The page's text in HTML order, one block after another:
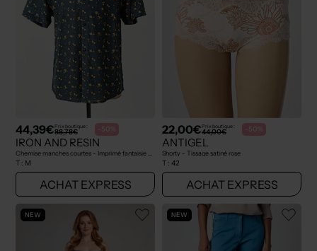
44,39€Prix boutique :
88,78€ -50%
IRON AND RESIN
T : M
ACHAT EXPRESS
22,00€Prix boutique :
44,00€ -50%
ANTIGEL
Shorty - Tissage satiné rose
T : 42
ACHAT EXPRESS
NEW NEW